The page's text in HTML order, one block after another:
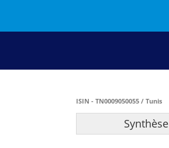
ISIN - TN0009050055 / Tunis
Synthèse